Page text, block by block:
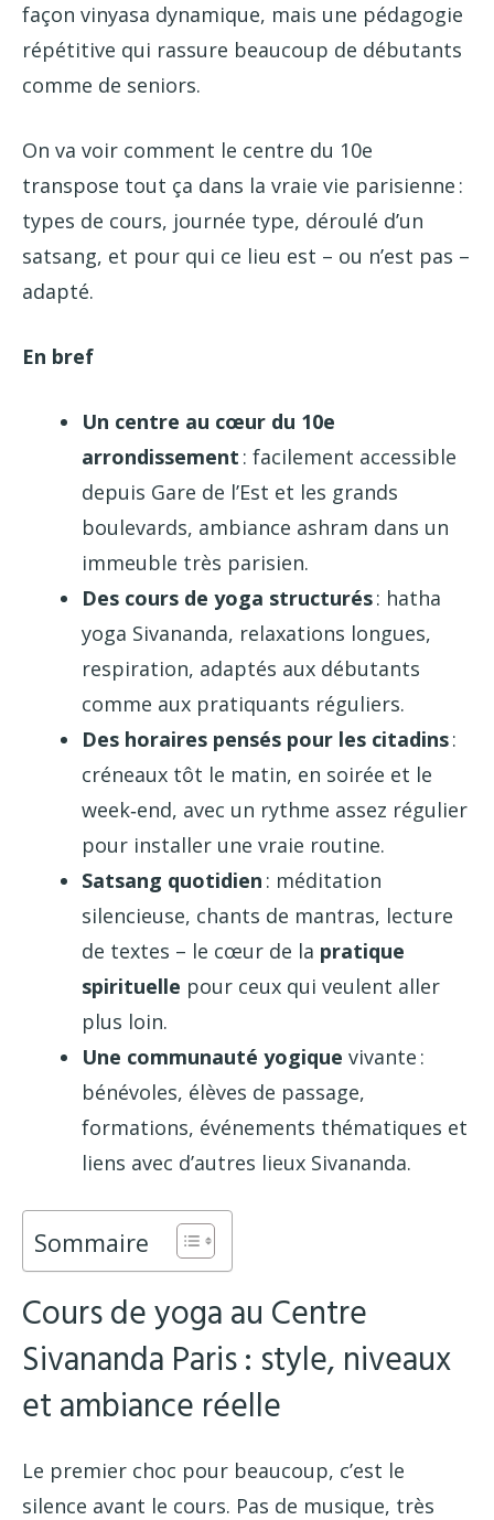
façon vinyasa dynamique, mais une pédagogie
répétitive qui rassure beaucoup de débutants
comme de seniors.
On va voir comment le centre du 10e
transpose tout ça dans la vraie vie parisienne :
types de cours, journée type, déroulé d’un
satsang, et pour qui ce lieu est – ou n’est pas –
adapté.
En bref
Un centre au cœur du 10e
arrondissement : facilement accessible
depuis Gare de l’Est et les grands
boulevards, ambiance ashram dans un
immeuble très parisien.
Des cours de yoga structurés: hatha
yoga Sivananda, relaxations longues,
respiration, adaptés aux débutants
comme aux pratiquants réguliers.
Des horaires pensés pour les citadins:
créneaux tôt le matin, en soirée et le
week‑end, avec un rythme assez régulier
pour installer une vraie routine.
Satsang quotidien : méditation
silencieuse, chants de mantras, lecture
de textes – le cœur de la pratique
spirituelle pour ceux qui veulent aller
plus loin.
Une communauté yogique vivante :
bénévoles, élèves de passage,
formations, événements thématiques et
liens avec d’autres lieux Sivananda.
Sommaire
Cours de yoga au Centre
Sivananda Paris : style, niveaux
et ambiance réelle
Le premier choc pour beaucoup, c’est le
silence avant le cours. Pas de musique, très